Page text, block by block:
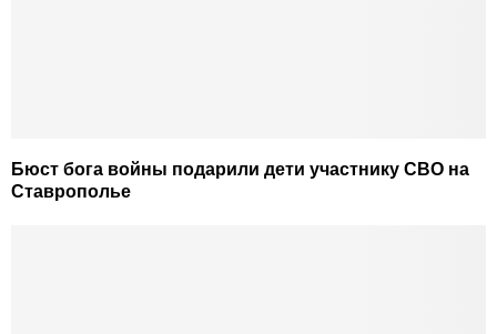
Бюст бога войны подарили дети участнику СВО на
Ставрополье